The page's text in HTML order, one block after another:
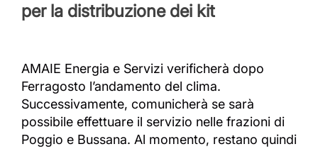
per la distribuzione dei kit
AMAIE Energia e Servizi verificherà dopo
Ferragosto l’andamento del clima.
Successivamente, comunicherà se sarà
possibile effettuare il servizio nelle frazioni di
Poggio e Bussana. Al momento, restano quindi